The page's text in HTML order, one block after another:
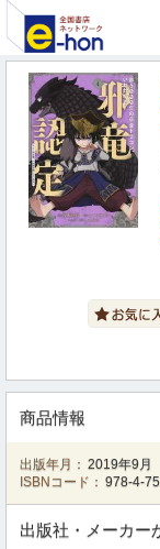
商品情報
出版年月： 2019年9月
ISBNコード： 978-4-
出版社・メーカー